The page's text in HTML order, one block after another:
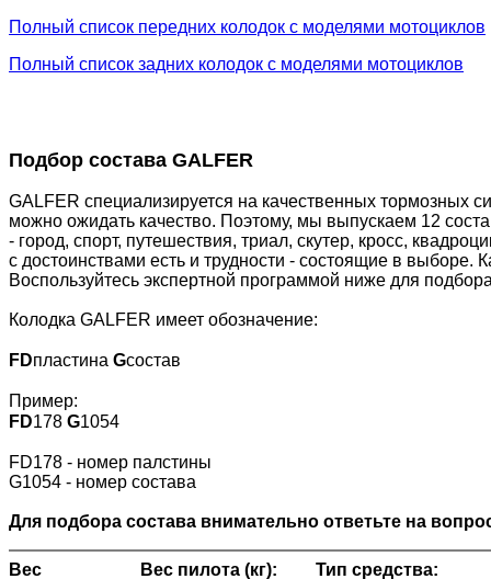
Полный список передних колодок с моделями мотоциклов
Полный список задних колодок с моделями мотоциклов
Подбор состава GALFER
GALFER специализируется на качественных тормозных
можно ожидать качество. Поэтому, мы выпускаем 12
- город, спорт, путешествия, триал, скутер, кросс,
с достоинствами есть и трудности - состоящие в выборе.
Воспользуйтесь экспертной программой ниже для
Колодка GALFER имеет обозначение:
FDпластина Gсостав
Пример:
FD178 G1054
FD178 - номер палстины
G1054 - номер состава
Для подбора состава внимательно ответьте на
Вес
Вес пилота (кг): Тип средства: